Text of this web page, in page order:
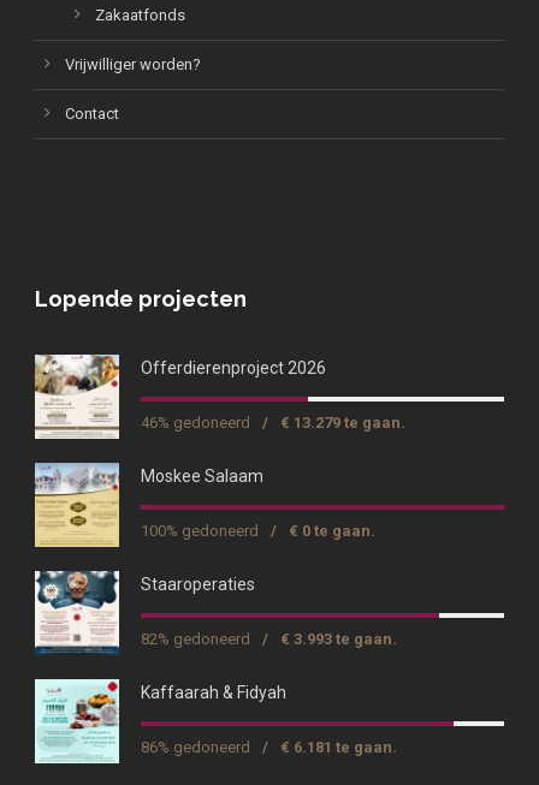
Zakaatfonds
Vrijwilliger worden?
Contact
Lopende projecten
Offerdierenproject 2026
46% gedoneerd / € 13.279 te gaan.
Moskee Salaam
100% gedoneerd / € 0 te gaan.
Staaroperaties
82% gedoneerd / € 3.993 te gaan.
Kaffaarah & Fidyah
86% gedoneerd / € 6.181 te gaan.